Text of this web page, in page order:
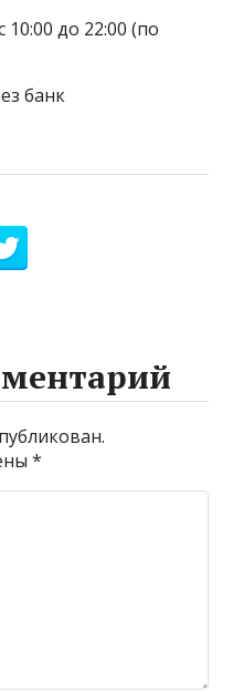
до 22:00 (по
банк
*